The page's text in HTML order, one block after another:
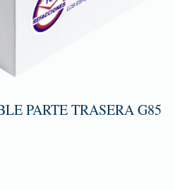
PARTE TRASERA G85